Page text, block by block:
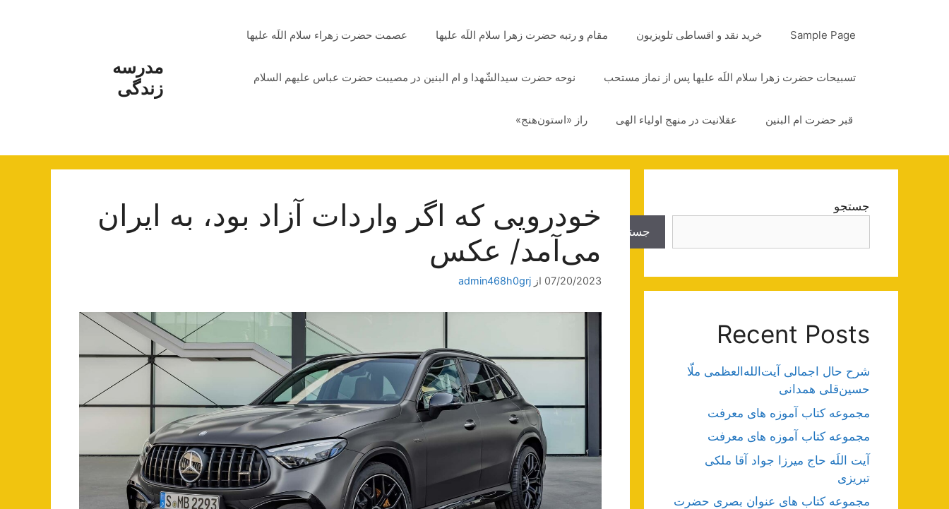
مدرسه
زندگی
Sample Page خرید نقد و اقساطی تلویزیون مقام و رتبه حضرت زهرا سلام اللَه علیها عصمت حضرت زهراء سلام اللَه علیها
تسبیحات حضرت زهرا سلام اللَه علیها پس از نماز مستحب نوحه حضرت سیدالشّهدا و ام البنین در مصیبت حضرت عباس علیهم السلام
قبر حضرت ام البنین عقلانیت در منهج اولیاء الهی راز «استون‌هنج»
خودرویی که اگر واردات آزاد بود، به ایران
می‌آمد/ عکس
07/20/2023 از admin468h0grj
جستجو
جستجو
Recent Posts
شرح حال اجمالی آیت‌الله‌العظمی ملّا
حسین‌قلی همدانی
مجموعه کتاب آموزه های معرفت
مجموعه کتاب آموزه های معرفت
آیت اللَه حاج میرزا جواد آقا ملکی
تبریزی
مجموعه کتاب های عنوان بصری حضرت